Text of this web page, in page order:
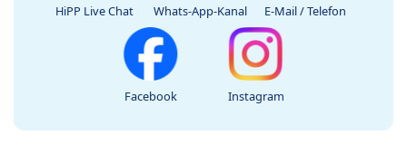
HiPP Live Chat Whats-App-Kanal E-Mail / Telefon
Facebook Instagram